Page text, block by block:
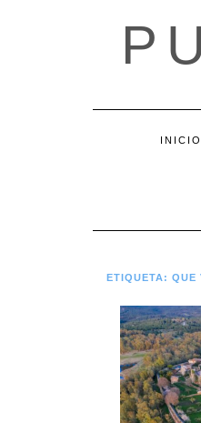
INICIO
ETIQUETA: QUE